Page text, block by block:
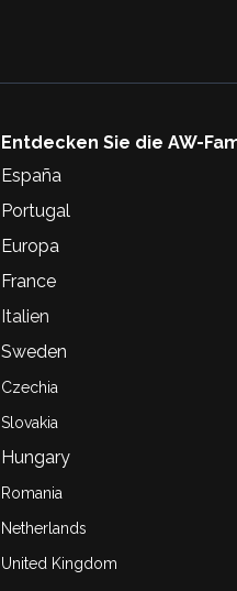
Entdecken Sie die AW-
España
Portugal
Europa
France
Italien
Sweden
Czechia
Slovakia
Hungary
Romania
Netherlands
United Kingdom